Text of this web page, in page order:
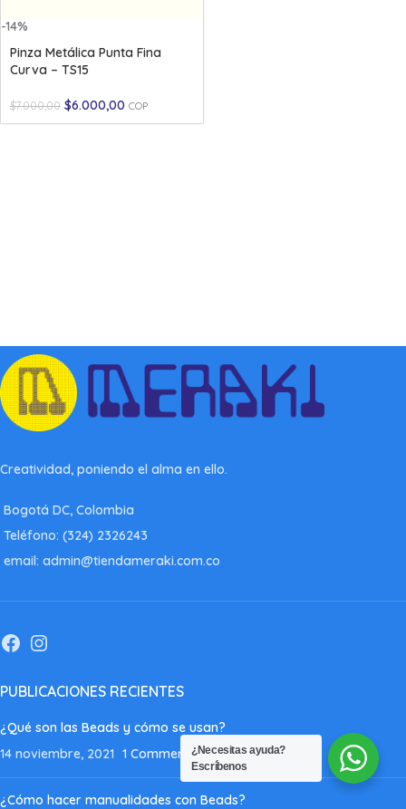
-14%
Pinza Metálica Punta Fina
Curva – TS15
$7.000,00 $6.000,00 COP
Creatividad, poniendo el alma en ello.
Bogotá DC, Colombia
Teléfono: (324) 2326243
email: admin@tiendameraki.com.co
PUBLICACIONES RECIENTES
¿Qué son las Beads y cómo se usan?
14 noviembre, 2021 1 Comment
¿Cómo hacer manualidades con Beads?
¿Necesitas ayuda?
Escríbenos